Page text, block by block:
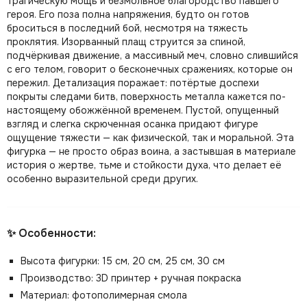
героя. Его поза полна напряжения, будто он готов
броситься в последний бой, несмотря на тяжесть
проклятия. Изорванный плащ струится за спиной,
подчёркивая движение, а массивный меч, словно слившийся
с его телом, говорит о бесконечных сражениях, которые он
пережил. Детализация поражает: потёртые доспехи
покрыты следами битв, поверхность металла кажется по-
настоящему обожжённой временем. Пустой, опущенный
взгляд и слегка скрюченная осанка придают фигуре
ощущение тяжести — как физической, так и моральной. Эта
фигурка — не просто образ воина, а застывшая в материале
история о жертве, тьме и стойкости духа, что делает её
особенно выразительной среди других.
✨ Особенности:
Высота фигурки: 15 см, 20 см, 25 см, 30 см
Производство: 3D принтер + ручная покраска
Материал: фотополимерная смола